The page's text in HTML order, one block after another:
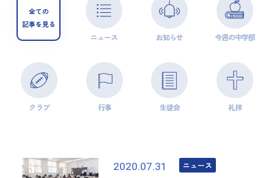
全ての
記事を見る
ニュース お知らせ 今週の中学部
クラブ 行事 生徒会 礼拝
2020.07.31 ニュース